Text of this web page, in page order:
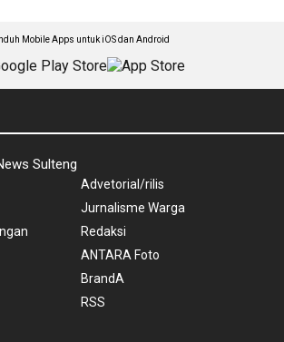
Mobile Apps untuk iOS dan Android
Sulteng
Advetorial/rilis
Jurnalisme Warga
Redaksi
ANTARA Foto
BrandA
RSS